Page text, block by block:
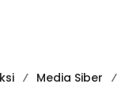
Media Siber